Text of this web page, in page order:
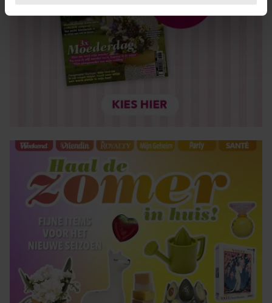
intrekken in de Cookieverklaring.
We gebruiken cookies om content en advertenties te
personaliseren, om functies voor social media te bieden
en om ons websiteverkeer te analyseren. Ook delen we
informatie over uw gebruik van onze site met onze
partners voor social media, adverteren en analyse. Deze
verzameld op basis van uw gebruik van hun services. U
gaat akkoord met onze cookies als u onze website blijft
gebruiken.